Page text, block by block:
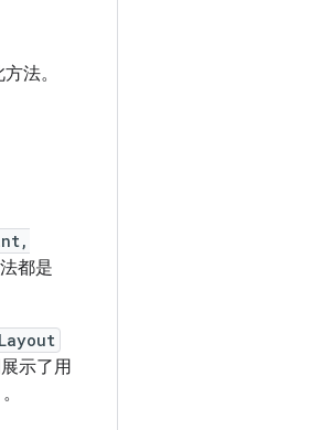
法。
都是
示了用